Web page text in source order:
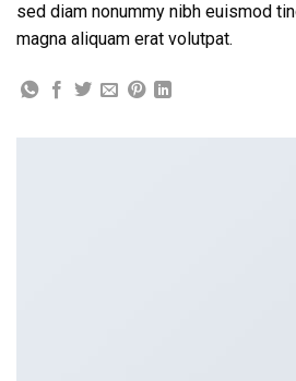
sed diam nonummy nibh euismod
magna aliquam erat volutpat.